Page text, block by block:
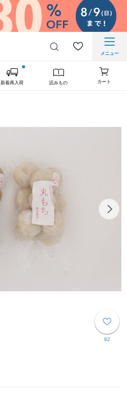
メニュー
新着再入荷 読みもの カート
92